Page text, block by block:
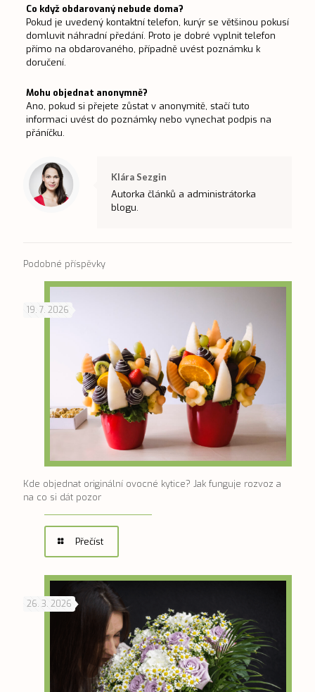
Co když obdarovaný nebude doma?
Pokud je uvedený kontaktní telefon, kurýr se většinou pokusí
domluvit náhradní předání. Proto je dobré vyplnit telefon
přímo na obdarovaného, případně uvést poznámku k
doručení.
Mohu objednat anonymně?
Ano, pokud si přejete zůstat v anonymitě, stačí tuto
informaci uvést do poznámky nebo vynechat podpis na
přáníčku.
Klára Sezgin
Autorka článků a administrátorka
blogu.
Podobné příspěvky
19. 7. 2026
Kde objednat originální ovocné kytice? Jak funguje rozvoz a
na co si dát pozor
Přečíst
26. 3. 2026